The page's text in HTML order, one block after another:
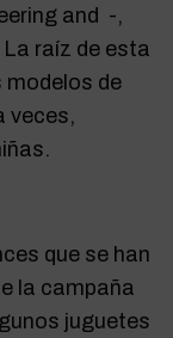
and -,
La raíz de esta
modelos de
veces,
que se han
la campaña
juguetes